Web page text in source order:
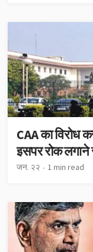
CAA का विरोध
इसपर रोक लगाने
जन. २२ 1 min read